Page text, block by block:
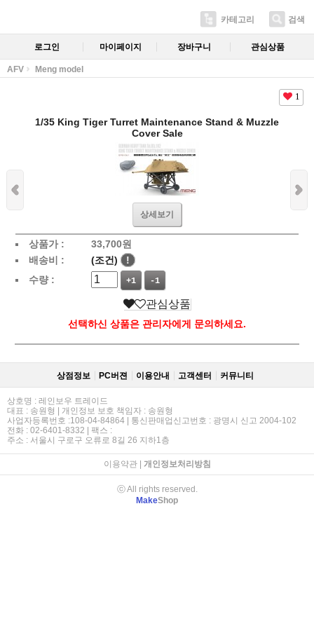
카테고리 검색
로그인 마이페이지 장바구니 관심상품
AFV Meng model
1
1/35 King Tiger Turret Maintenance Stand & Muzzle
Cover Sale
상세보기
상품가 : 33,700원
배송비 :
(조건)
!
수량 :
+1 -1
관심상품
선택하신 상품은 관리자에게 문의하세요.
상점정보 PC버젼 이용안내 고객센터 커뮤니티
상호명 : 레인보우 트레이드
대표 : 송원형 | 개인정보 보호 책임자 : 송원형
사업자등록번호 :108-04-84864 | 통신판매업신고번호 : 광명시 신고 2004-102
전화 : 02-6401-8332 | 팩스 :
주소 : 서울시 구로구 오류로 8길 26 지하1층
이용약관| 개인정보처리방침
ⓒ All rights reserved.
MakeShop